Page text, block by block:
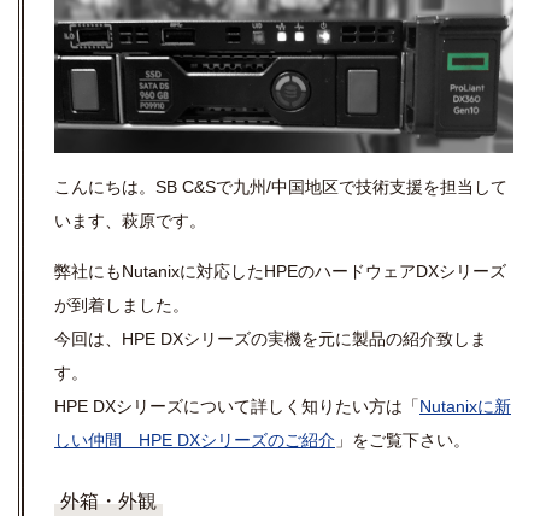
こんにちは。SB C&Sで九州/中国地区で技術支援を担当して
います、萩原です。
弊社にもNutanixに対応したHPEのハードウェアDXシリーズ
が到着しました。
今回は、HPE DXシリーズの実機を元に製品の紹介致しま
す。
HPE DXシリーズについて詳しく知りたい方は「Nutanixに新
しい仲間 HPE DXシリーズのご紹介 」をご覧下さい。
外箱・外観